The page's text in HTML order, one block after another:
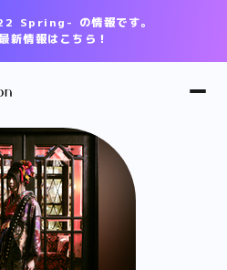
Spring- の情報です。
新情報はこちら！